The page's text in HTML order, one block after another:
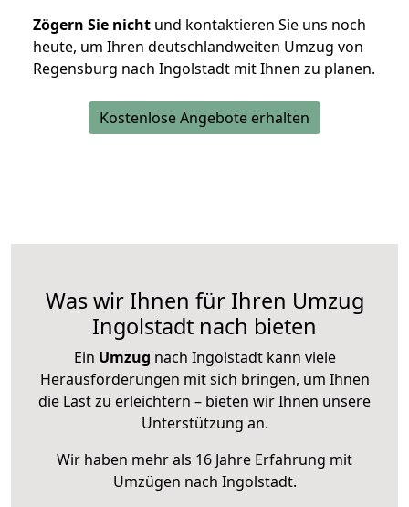
Zögern Sie nicht und kontaktieren Sie uns noch
heute, um Ihren deutschlandweiten Umzug von
Regensburg nach Ingolstadt mit Ihnen zu planen.
Kostenlose Angebote erhalten
Was wir Ihnen für Ihren Umzug
Ingolstadt nach bieten
Ein Umzug nach Ingolstadt kann viele
Herausforderungen mit sich bringen, um Ihnen
die Last zu erleichtern – bieten wir Ihnen unsere
Unterstützung an.
Wir haben mehr als 16 Jahre Erfahrung mit
Umzügen nach Ingolstadt.